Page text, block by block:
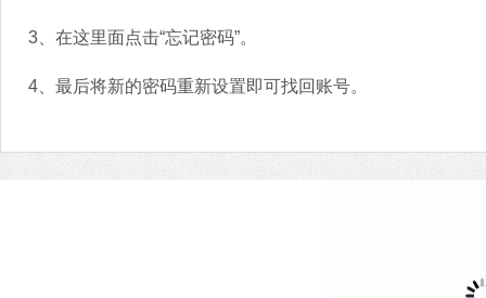
3、在这里面点击“忘记密码”。
4、最后将新的密码重新设置即可找回账号。